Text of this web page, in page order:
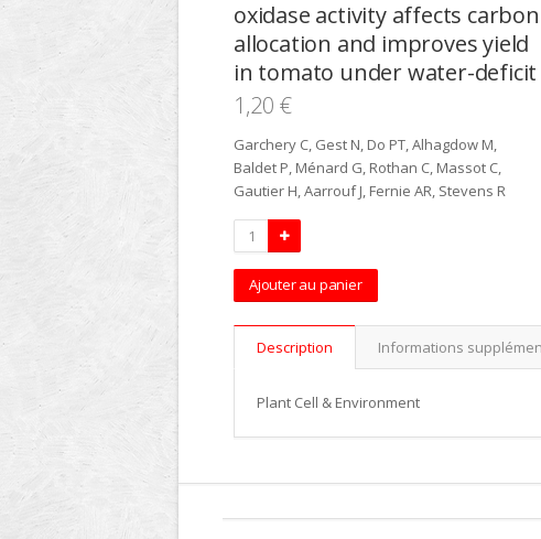
oxidase activity affects carbon
allocation and improves yield
in tomato under water-deficit
1,20 €
Garchery C, Gest N, Do PT, Alhagdow M,
Baldet P, Ménard G, Rothan C, Massot C,
Gautier H, Aarrouf J, Fernie AR, Stevens R
Ajouter au panier
Description Informations
Plant Cell & Environment